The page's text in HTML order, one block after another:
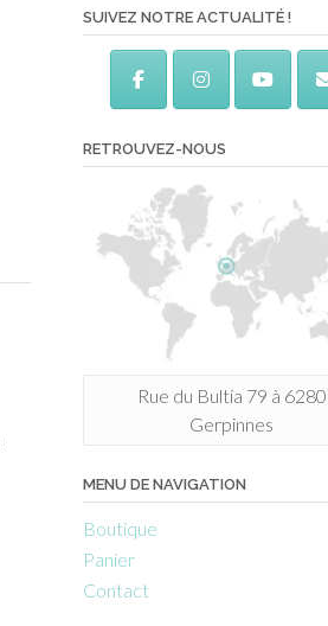
SUIVEZ NOTRE ACTUALITÉ !
RETROUVEZ-NOUS
Rue du Bultia 79 à 6280
Gerpinnes
MENU DE NAVIGATION
Boutique
Panier
Contact